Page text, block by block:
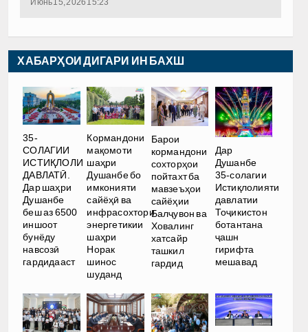
Июнь 15, 2026 15:23
ХАБАРҲОИ ДИГАРИ ИН БАХШ
35-
СОЛАГИИ
ИСТИҚЛОЛИ
ДАВЛАТӢ.
Дар шаҳри
Душанбе
беш аз 6500
иншоот
бунёду
навсозӣ
гардидааст
Кормандони
мақомоти
шаҳри
Душанбе бо
имконияти
сайёҳӣ ва
инфрасохтори
энергетикии
шаҳри
Норак
шинос
шуданд
Барои
кормандони
сохторҳои
пойтахт ба
мавзеъҳои
сайёҳии
Балҷувон ва
Ховалинг
хатсайр
ташкил
гардид
Дар
Душанбе
35-солагии
Истиқлолияти
давлатии
Тоҷикистон
ботантана
ҷашн
гирифта
мешавад